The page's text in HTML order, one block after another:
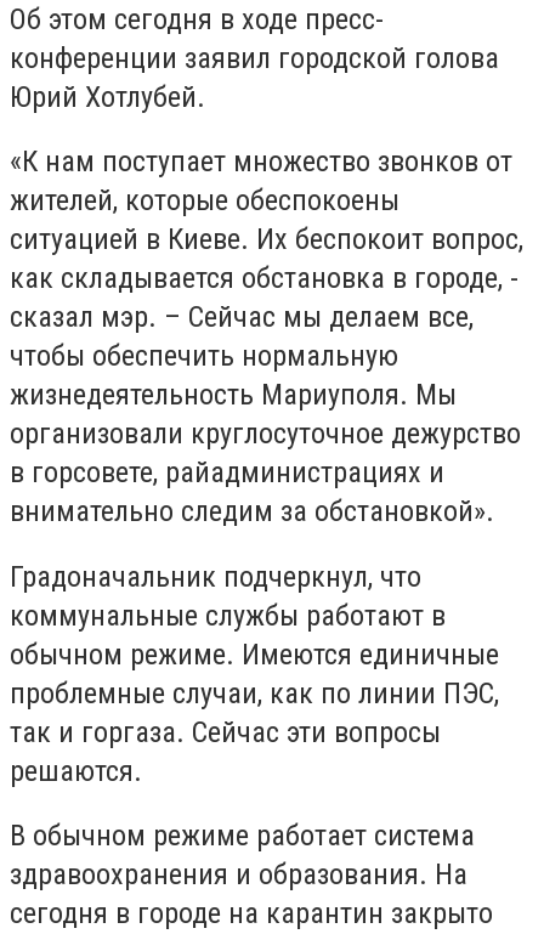
Об этом сегодня в ходе пресс-
конференции заявил городской голова
Юрий Хотлубей.
«К нам поступает множество звонков от
жителей, которые обеспокоены
ситуацией в Киеве. Их беспокоит вопрос,
как складывается обстановка в городе, -
сказал мэр. – Сейчас мы делаем все,
чтобы обеспечить нормальную
жизнедеятельность Мариуполя. Мы
организовали круглосуточное дежурство
в горсовете, райадминистрациях и
внимательно следим за обстановкой».
Градоначальник подчеркнул, что
коммунальные службы работают в
обычном режиме. Имеются единичные
проблемные случаи, как по линии ПЭС,
так и горгаза. Сейчас эти вопросы
решаются.
В обычном режиме работает система
здравоохранения и образования. На
сегодня в городе на карантин закрыто